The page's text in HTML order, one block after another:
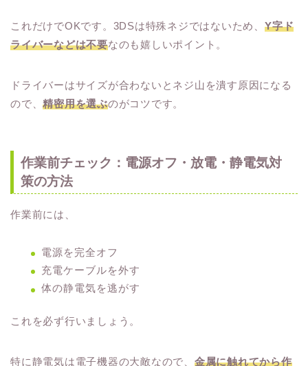
これだけでOKです。3DSは特殊ネジではないため、 Y字ド
ライバーなどは不要なのも嬉しいポイント。
ドライバーはサイズが合わないとネジ山を潰す原因になる
ので、精密用を選ぶのがコツです。
作業前チェック：電源オフ・放電・静電気対
策の方法
作業前には、
電源を完全オフ
充電ケーブルを外す
体の静電気を逃がす
これを必ず行いましょう。
特に静電気は電子機器の大敵なので、 金属に触れてから作